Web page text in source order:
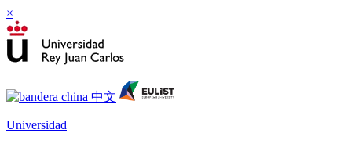
×
Universidad